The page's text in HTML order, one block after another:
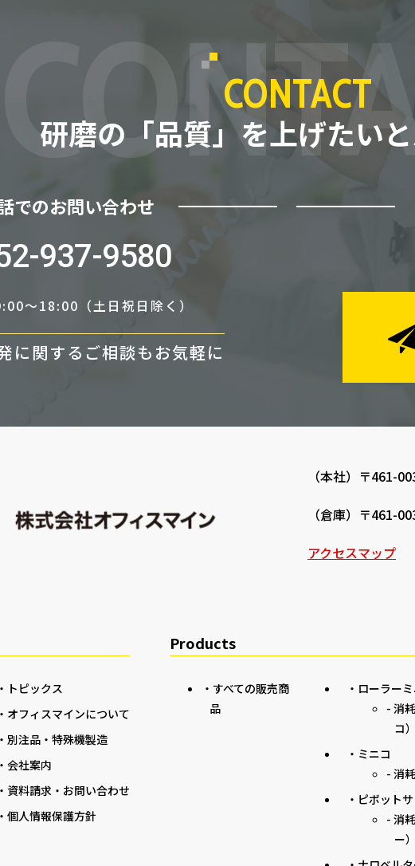
CONTACT
研磨の「品質」を上げたい
でのお問い合わせ
937-9580
～18:00（土日祝日除く）
に関するご相談もお気軽に
（本社）〒461-
（倉庫）〒461-
アクセスマップ
・トピックス
・オフィスマインについて
・別注品・特殊機製造
・会社案内
・資料請求・お問い合わせ
・個人情報保護方針
Products
・すべての販売商
品
・ローラー
- 消
コ）
・ミニコ
- 消
・ピボット
- 消
ー）